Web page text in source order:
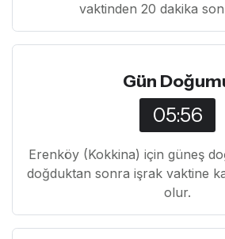
vaktinden 20 dakika
Gün
05:56
Erenköy (Kokkina) için güneş
doğduktan sonra işrak vaktine
olur.